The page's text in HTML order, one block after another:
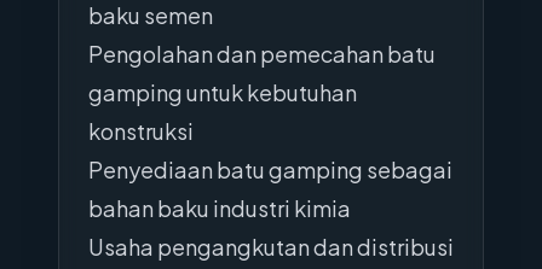
baku semen
Pengolahan dan pemecahan batu
gamping untuk kebutuhan
konstruksi
Penyediaan batu gamping sebagai
bahan baku industri kimia
Usaha pengangkutan dan distribusi